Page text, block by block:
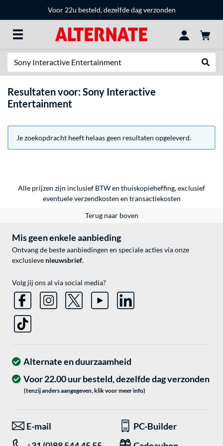
Voor 22u besteld, dezelfde dag verzonden
Resultaten voor: Sony Interactive
Entertainment
Je zoekopdracht heeft helaas geen resultaten opgeleverd.
Alle prijzen zijn inclusief BTW en thuiskopieheffing, exclusief
eventueleverzendkosten en transactiekosten
Terug naar boven
Mis geen enkele aanbieding
Ontvang de beste aanbiedingen en speciale acties via onze
exclusieve nieuwsbrief.
Volg jij ons al via social media?
Alternate en duurzaamheid
Voor 22.00 uur besteld, dezelfde dag verzonden
(tenzij anders aangegeven, klik voor meer info)
E-mail
PC-Builder